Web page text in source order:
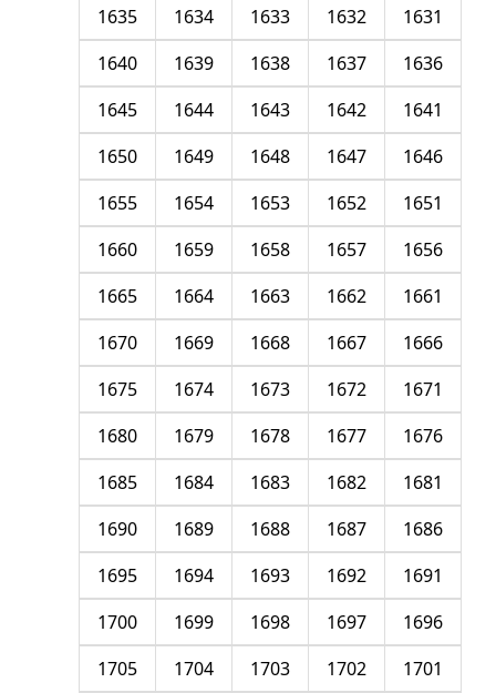
1631
1632
1633
1634
1635
1636
1637
1638
1639
1640
1641
1642
1643
1644
1645
1646
1647
1648
1649
1650
1651
1652
1653
1654
1655
1656
1657
1658
1659
1660
1661
1662
1663
1664
1665
1666
1667
1668
1669
1670
1671
1672
1673
1674
1675
1676
1677
1678
1679
1680
1681
1682
1683
1684
1685
1686
1687
1688
1689
1690
1691
1692
1693
1694
1695
1696
1697
1698
1699
1700
1701
1702
1703
1704
1705